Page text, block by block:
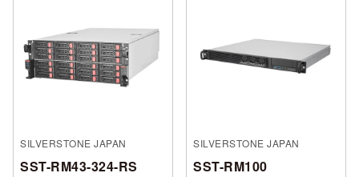
SILVERSTONE JAPAN
SST-RM43-324-RS
SILVERSTONE JAPAN
SST-RM100